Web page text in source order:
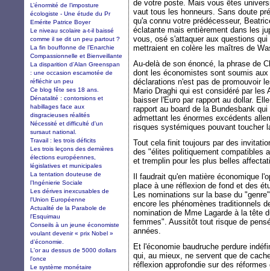
de votre poste. Mais vous êtes
vaut tous les honneurs. Sans doute
qu'a connu votre prédécesseur,
éclatante mais entièrement dans les
vous, osé s'attaquer aux questions
mettraient en colère les maîtres de
Au-delà de son énoncé, la phrase de
dont les économistes sont soumis
déclarations n'est pas de promouvoir
Mario Draghi qui est considéré par
baisser l'Euro par rapport au dollar.
rapport au board de la Bundesbank
admettant les énormes excédents
risques systémiques pouvant toucher
Tout cela finit toujours par des
des "élites politiquement compatibles
et tremplin pour les plus belles
Il faudrait qu'en matière économique
place à une réflexion de fond et des
Les nominations sur la base du
encore les phénomènes traditionnels
nomination de Mme Lagarde à la tête
femmes". Aussitôt tout risque de
années.
Et l'économie baudruche perdure
qui, au mieux, ne servent que de
réflexion approfondie sur des réformes
L’énormité de l’imposture
écologiste - Une étude du Pr
Emérite Patrice Boyer
Le niveau scolaire a-t-il baissé
comme il se dit un peu partout ?
La fin bouffonne de l’Enarchie
Compassionnelle et Bienveillante
La disparition d’Alan Greenspan
: une occasion escamotée de
réfléchir un peu
Ce blog fête ses 18 ans.
Dénatalité : contorsions et
habillages face aux
disgracieuses réalités
Nécessité et difficulté d'un
sursaut national.
Travail : les trois déficits
Les trois leçons des dernières
élections européennes,
législatives et municipales
La tentation douteuse de
l’Ingénierie Sociale
Les dérives inexcusables de
l'Union Européenne
Actualité de la Parabole de
l'Esquimau
Conseils à un jeune économiste
voulant devenir « prix Nobel »
d’économie.
L'or au dessus de 5000 dollars
l'once
Le système monétaire